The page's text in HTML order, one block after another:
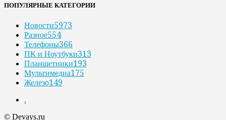
ПОПУЛЯРНЫЕ КАТЕГОРИИ
Новости5973
Разное554
Телефоны366
ПК и Ноутбуки313
Планшетники193
Мультимедиа175
Железо149
.
© Devays.ru